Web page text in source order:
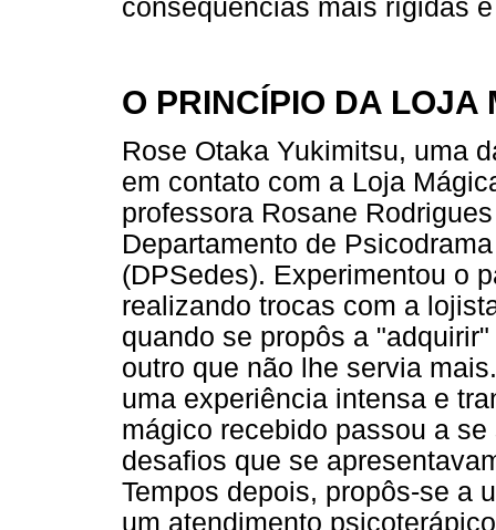
consequências mais rígidas
O PRINCÍPIO DA LOJA
Rose Otaka Yukimitsu, uma
em contato com a Loja
professora Rosane
Departamento de
(DPSedes). Experimentou o
realizando trocas com a
quando se propôs a
outro que não lhe servia
uma experiência intensa e
mágico recebido passou a
desafios que se
Tempos depois, propôs-se a
um atendimento